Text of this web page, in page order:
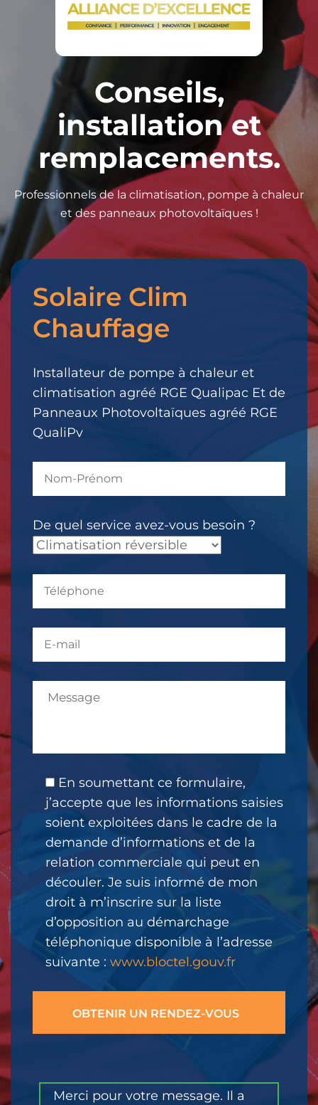
Conseils,
installation et
remplacements.
Professionnels de la climatisation, pompe à chaleur
et des panneaux photovoltaïques !
Merci
pour
votre
Il
a
été
envoyé.
Solaire Clim
Chauffage
Installateur de pompe à chaleur et
climatisation agréé RGE Qualipac Et de
Panneaux Photovoltaïques agréé RGE
QualiPv
De quel service avez-vous besoin ?
En soumettant ce formulaire,
j’accepte que les informations saisies
soient exploitées dans le cadre de la
demande d’informations et de la
relation commerciale qui peut en
découler. Je suis informé de mon
droit à m’inscrire sur la liste
d’opposition au démarchage
téléphonique disponible à l’adresse
suivante : www.bloctel.gouv.fr
Merci pour votre message. Il a